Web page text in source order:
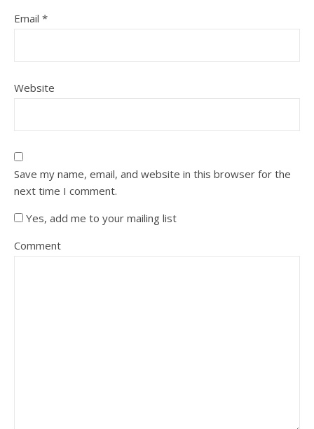
Email *
Website
Save my name, email, and website in this browser for the
next time I comment.
Yes, add me to your mailing list
Comment